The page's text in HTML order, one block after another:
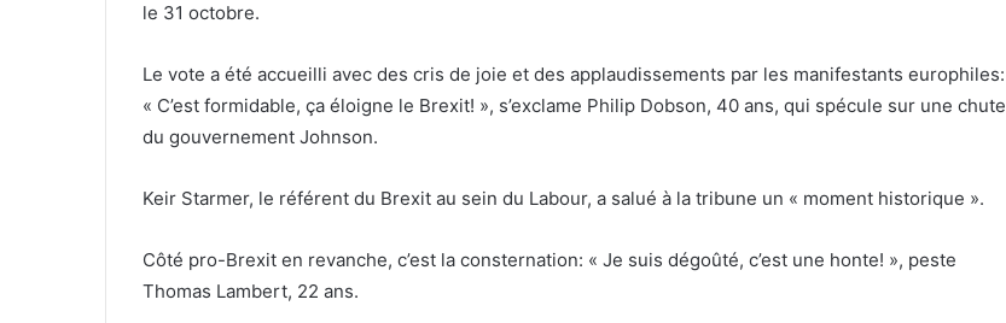
le 31 octobre.
Le vote a été accueilli avec des cris de joie et des applaudissements par les manifestants europhiles:
« C’est formidable, ça éloigne le Brexit! », s’exclame Philip Dobson, 40 ans, qui spécule sur une chute
du gouvernement Johnson.
Keir Starmer, le référent du Brexit au sein du Labour, a salué à la tribune un « moment historique ».
Côté pro-Brexit en revanche, c’est la consternation: « Je suis dégoûté, c’est une honte! », peste
Thomas Lambert, 22 ans.